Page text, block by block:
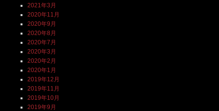
2021年3月
2020年11月
2020年9月
2020年8月
2020年7月
2020年3月
2020年2月
2020年1月
2019年12月
2019年11月
2019年10月
2019年9月